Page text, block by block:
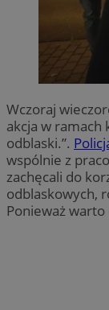
Wczoraj
akcja w ramach
odblaski.”.
wspólnie z
zachęcali do
odblaskowych,
Ponieważ warto